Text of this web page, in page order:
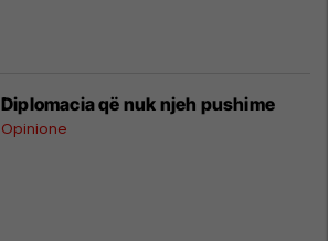
Diplomacia që nuk njeh pushime
Opinione